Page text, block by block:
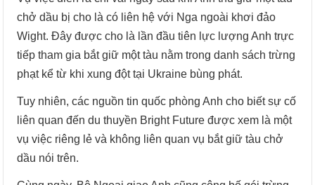
chở dầu bị cho là có liên hệ với Nga ngoài khơi đảo
Wight. Đây được cho là lần đầu tiên lực lượng Anh trực
tiếp tham gia bắt giữ một tàu nằm trong danh sách trừng
phạt kể từ khi xung đột tại Ukraine bùng phát.
Tuy nhiên, các nguồn tin quốc phòng Anh cho biết sự cố
liên quan đến du thuyền Bright Future được xem là một
vụ việc riêng lẻ và không liên quan vụ bắt giữ tàu chở
dầu nói trên.